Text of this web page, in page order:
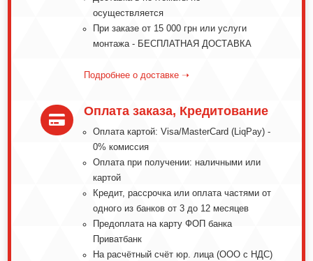
осуществляется
При заказе от 15 000 грн или услуги
монтажа - БЕСПЛАТНАЯ ДОСТАВКА
Подробнее о доставке ➝

Оплата заказа, Кредитование
Оплата картой: Visa/MasterCard (LiqPay) -
0% комиссия
Оплата при получении: наличными или
картой
Кредит, рассрочка или оплата частями от
одного из банков от 3 до 12 месяцев
Предоплата на карту ФОП банка
Приватбанк
На расчётный счёт юр. лица (ООО с НДС)